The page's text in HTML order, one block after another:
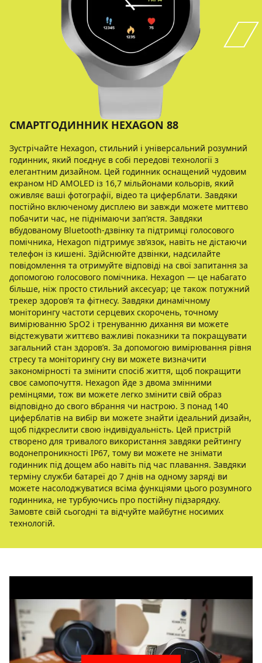
СМАРТГОДИННИК HEXAGON 88
Зустрічайте Hexagon, стильний і універсальний розумний
годинник, який поєднує в собі передові технології з
елегантним дизайном. Цей годинник оснащений чудовим
екраном HD AMOLED із 16,7 мільйонами кольорів, який
оживляє ваші фотографії, відео та циферблати. Завдяки
постійно включеному дисплею ви завжди можете миттєво
побачити час, не піднімаючи зап’ястя. Завдяки
вбудованому Bluetooth-дзвінку та підтримці голосового
помічника, Hexagon підтримує зв’язок, навіть не дістаючи
телефон із кишені. Здійснюйте дзвінки, надсилайте
повідомлення та отримуйте відповіді на свої запитання за
допомогою голосового помічника. Hexagon — це набагато
більше, ніж просто стильний аксесуар; це також потужний
трекер здоров’я та фітнесу. Завдяки динамічному
моніторингу частоти серцевих скорочень, точному
вимірюванню SpO2 і тренуванню дихання ви можете
відстежувати життєво важливі показники та покращувати
загальний стан здоров’я. За допомогою вимірювання рівня
стресу та моніторингу сну ви можете визначити
закономірності та змінити спосіб життя, щоб покращити
своє самопочуття. Hexagon йде з двома змінними
ремінцями, тож ви можете легко змінити свій образ
відповідно до свого вбрання чи настрою. З понад 140
циферблатів на вибір ви можете знайти ідеальний дизайн,
щоб підкреслити свою індивідуальність. Цей пристрій
створено для тривалого використання завдяки рейтингу
водонепроникності IP67, тому ви можете не знімати
годинник під дощем або навіть під час плавання. Завдяки
терміну служби батареї до 7 днів на одному заряді ви
можете насолоджуватися всіма функціями цього розумного
годинника, не турбуючись про постійну підзарядку.
Замовте свій сьогодні та відчуйте майбутнє носимих
технологій.